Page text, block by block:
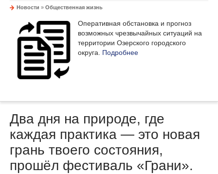
Новости » Общественная жизнь
Оперативная обстановка и прогноз
возможных чрезвычайных ситуаций на
территории Озерского городского
округа. Подробнее
Два дня на природе, где
каждая практика — это новая
грань твоего состояния,
прошёл фестиваль «Грани».